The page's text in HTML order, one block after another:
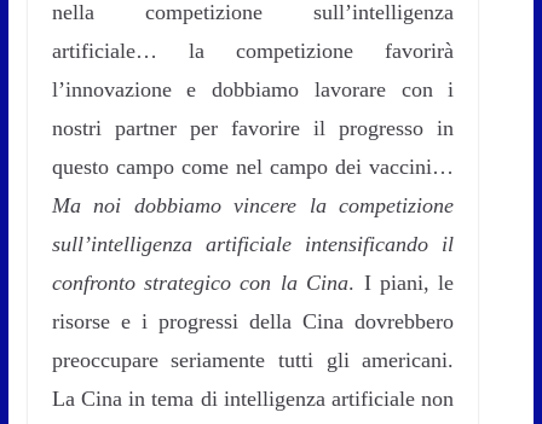
nella competizione sull’intelligenza
artificiale… la competizione favorirà
l’innovazione e dobbiamo lavorare con i
nostri partner per favorire il progresso in
questo campo come nel campo dei vaccini…
Ma noi dobbiamo vincere la competizione
sull’intelligenza artificiale intensificando il
confronto strategico con la Cina. I piani, le
risorse e i progressi della Cina dovrebbero
preoccupare seriamente tutti gli americani.
La Cina in tema di intelligenza artificiale non